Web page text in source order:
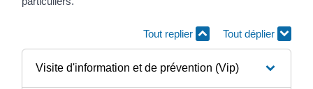
Tout replier Tout déplier
Visite d'information et de prévention (Vip)